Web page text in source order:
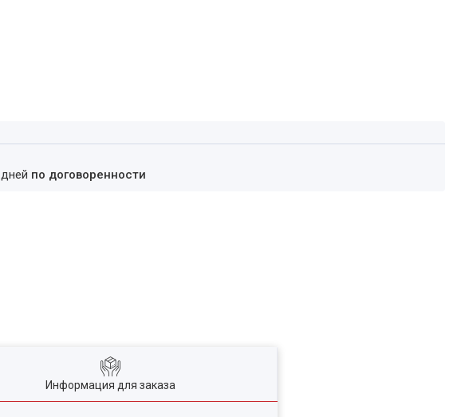
по договоренности
Информация для заказа